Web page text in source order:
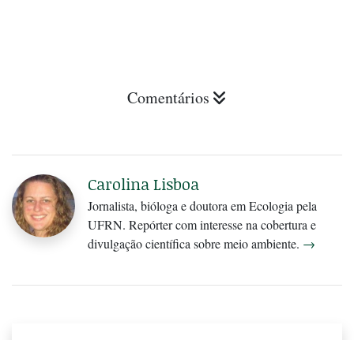
Comentários
Carolina Lisboa
Jornalista, bióloga e doutora em Ecologia pela
UFRN. Repórter com interesse na cobertura e
divulgação científica sobre meio ambiente. →